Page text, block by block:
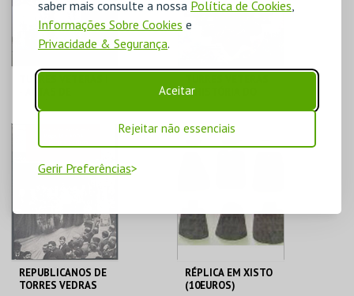
saber mais consulte a nossa Política de Cookies,
Informações Sobre Cookies e
Privacidade & Segurança.
Aceitar
Rejeitar não essenciais
Gerir Preferências
COMPRAR
TURRES VETERAS I
HISTÓRIA
MEDIEVAL
C. M. TORRES
COMPRAR
X-HISTÓRIA DO
C. M. TORRES
VEDRAS
COMPRAR
REPUBLICANOS DE
TORRES VEDRAS
RÉPLICA EM XISTO
(10EUROS)